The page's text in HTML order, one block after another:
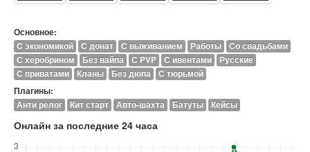
Основное:
C экономикой С донат С выживанием Работы
Со свадьбами
С херобрином
Без вайпа С PVP С ивентами
Русские
С приватами
Кланы Без дюпа С тюрьмой
Плагины:
Анти релог Кит старт Авто-шахта Батуты Кейсы
Онлайн за последние 24 часа